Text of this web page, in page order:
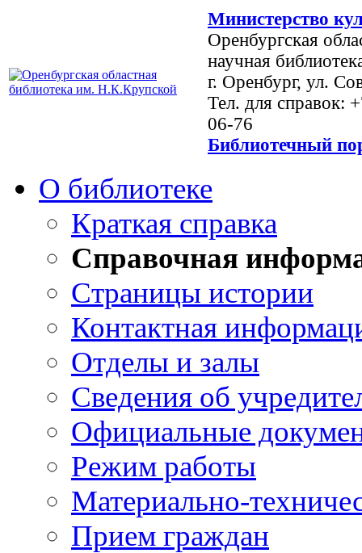
Министерство
Оренбургская
научная
г. Оренбург, ул.
Тел. для справок:
06-76
Библиотечный
О библиотеке
Краткая справка
Справочная
Страницы истории
Контактная
Отделы и залы
Сведения об
Официальные
Режим работы
Материально-
Прием граждан